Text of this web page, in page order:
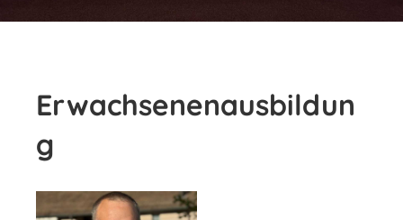
Erwachsenenausbildun
g